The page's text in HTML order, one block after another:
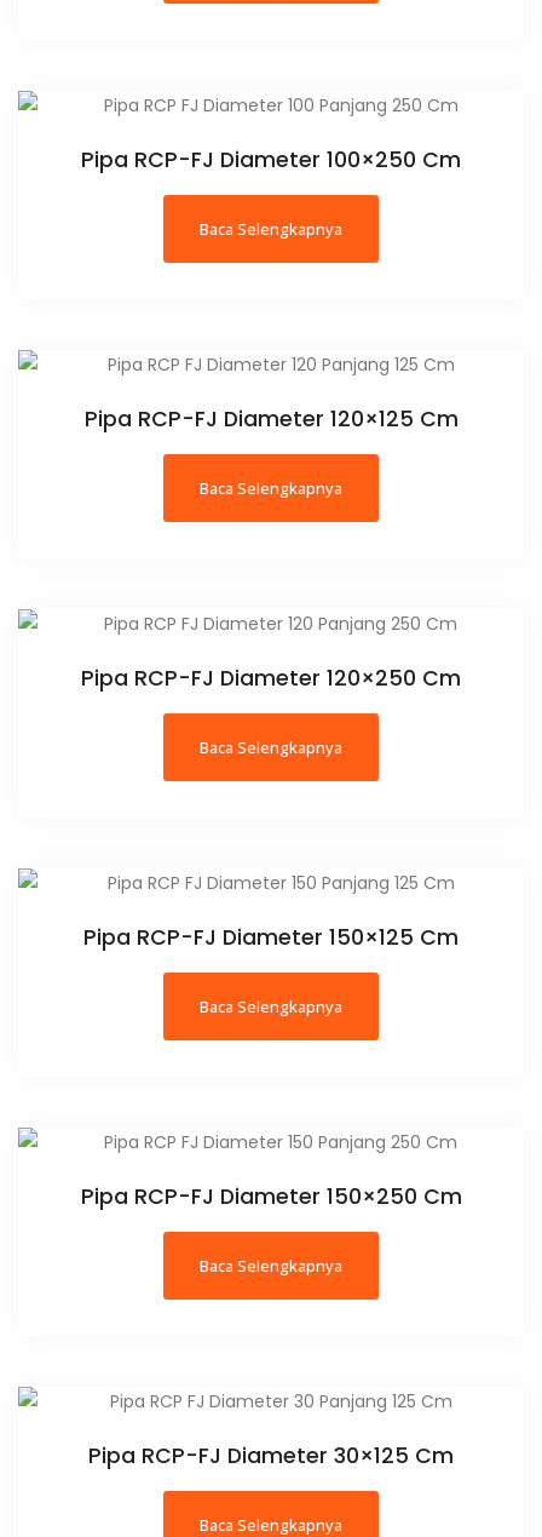
Pipa RCP-FJ Diameter 100×250 Cm
Baca Selengkapnya
Pipa RCP-FJ Diameter 120×125 Cm
Baca Selengkapnya
Pipa RCP-FJ Diameter 120×250 Cm
Baca Selengkapnya
Pipa RCP-FJ Diameter 150×125 Cm
Baca Selengkapnya
Pipa RCP-FJ Diameter 150×250 Cm
Baca Selengkapnya
Pipa RCP-FJ Diameter 30×125 Cm
Baca Selengkapnya